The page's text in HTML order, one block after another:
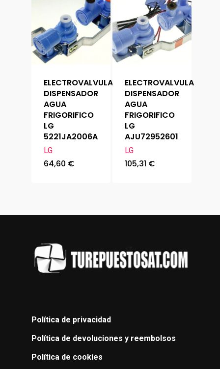
ELECTROVALVULA
DISPENSADOR
AGUA
FRIGORIFICO
LG
5221JA2006A
LG
64,60 €
ELECTROVALVULA
DISPENSADOR
AGUA
FRIGORIFICO
LG
AJU72952601
LG
105,31 €
Política de privacidad
Política de devoluciones y reembolsos
Política de cookies